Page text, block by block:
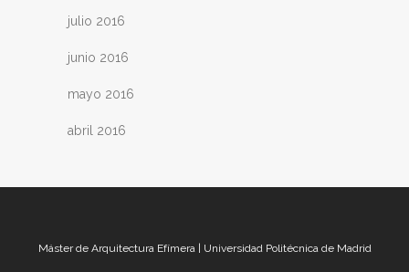
julio 2016
junio 2016
mayo 2016
abril 2016
Máster de Arquitectura Efímera | Universidad Politécnica de Madrid